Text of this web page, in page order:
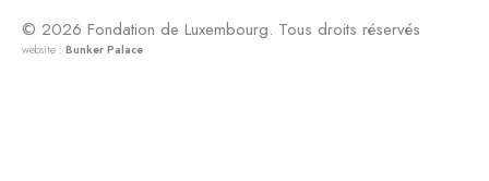
© 2026 Fondation de Luxembourg. Tous droits réservés
website : Bunker Palace